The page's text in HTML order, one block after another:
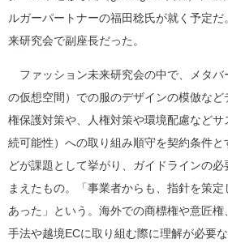
ルガーパートナーの福田稔氏が就く予定
来研究会で副座長だった。
ファッション未来研究会の中で、メタバ
の仮想空間）での服のデザインの模倣な
権保護対策や、人権対策や環境配慮など
続可能性）への取り組み順守を契約条件
どが課題として挙がり、ガイドラインの
まえたもの。「事業者からも、指針を策
あった」という。海外での商標権や意匠
手法や越境ECに取り組む際に理解が必要